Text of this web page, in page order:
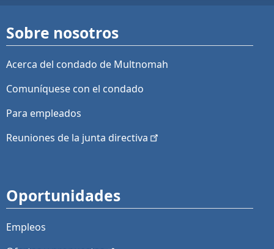
Sobre nosotros
Acerca del condado de Multnomah
Comuníquese con el condado
Para empleados
Reuniones de la junta directiva
Oportunidades
Empleos